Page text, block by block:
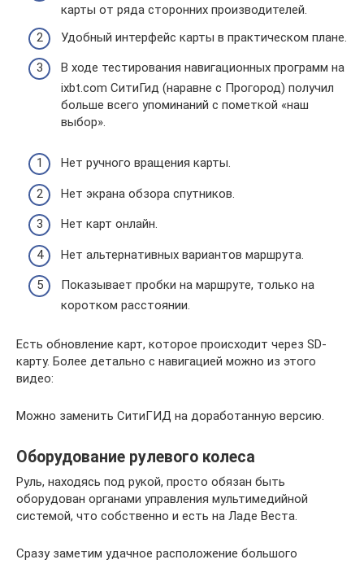
карты от ряда сторонних производителей.
Удобный интерфейс карты в практическом плане.
В ходе тестирования навигационных программ на
ixbt.com СитиГид (наравне с Прогород) получил
больше всего упоминаний с пометкой «наш
выбор».
Нет ручного вращения карты.
Нет экрана обзора спутников.
Нет карт онлайн.
Нет альтернативных вариантов маршрута.
Показывает пробки на маршруте, только на
коротком расстоянии.
Есть обновление карт, которое происходит через SD-
карту. Более детально с навигацией можно из этого
видео:
Можно заменить СитиГИД на доработанную версию.
Оборудование рулевого колеса
Руль, находясь под рукой, просто обязан быть
оборудован органами управления мультимедийной
системой, что собственно и есть на Ладе Веста.
Сразу заметим удачное расположение большого